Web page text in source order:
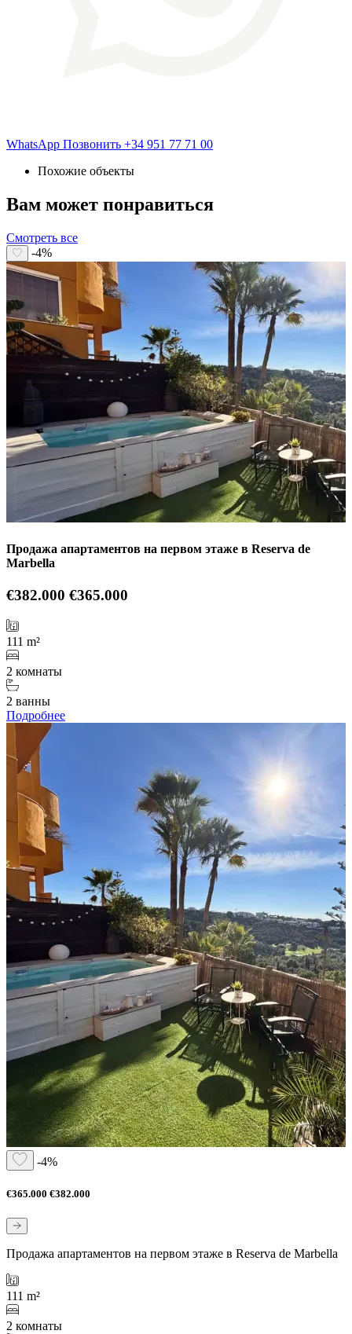
WhatsApp Позвонить +34 951 77 71 00
Похожие объекты
Вам может понравиться
Смотреть все
-4%
Продажа апартаментов на первом этаже в Reserva de
Marbella
€382.000 €365.000
111 m²
2 комнаты
2 ванны
Подробнее
-4%
€365.000 €382.000
Продажа апартаментов на первом этаже в Reserva de Marbella
111 m²
2 комнаты